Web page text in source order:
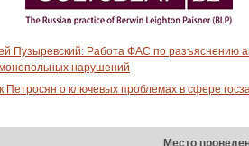
Пузыревский: Работа ФАС по разъяснению
нарушений
Петросян о ключевых проблемах в сфере
Место